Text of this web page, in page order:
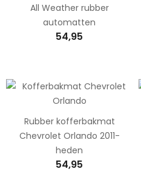
All Weather rubber
automatten
54,95
Rubber kofferbakmat
Chevrolet Orlando 2011-
heden
54,95